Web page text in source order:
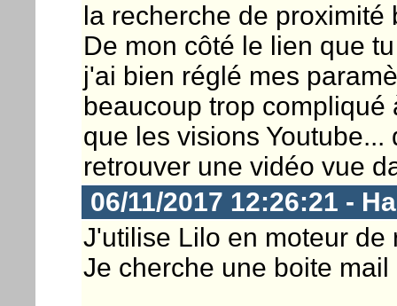
la recherche de
De mon côté le lien que
j'ai bien réglé mes
beaucoup trop compliqué
que les visions
retrouver une vidéo vue
06/11/2017 12:26:21 -
J'utilise Lilo en moteur de
Je cherche une boite